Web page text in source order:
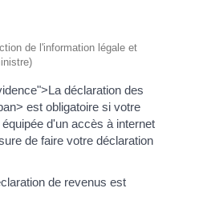
de l'information légale et
déclaration des
est obligatoire si votre
d'un accès à internet
de faire votre déclaration
de revenus est